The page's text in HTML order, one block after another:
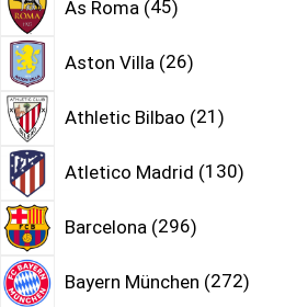
As Roma 45
Aston Villa 26
Athletic Bilbao 21
Atletico Madrid 130
Barcelona 296
Bayern München 272